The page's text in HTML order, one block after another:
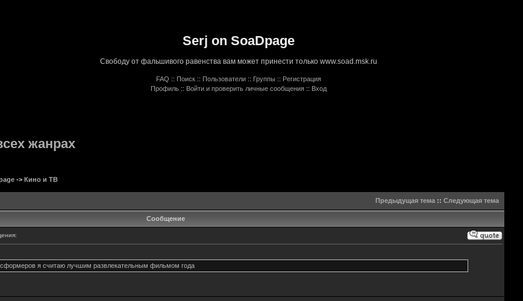
Serj on SoaDpage
Свободу от фальшивого равенства вам может принести только www.soad.msk.ru
FAQ :: Поиск :: Пользователи :: Группы :: Регистрация
Профиль :: Войти и проверить личные сообщения :: Вход
жанрах
-> Кино и ТВ
Предыдущая тема:: Следующая тема
Сообщение
я считаю лучшим развлекательным фильмом года